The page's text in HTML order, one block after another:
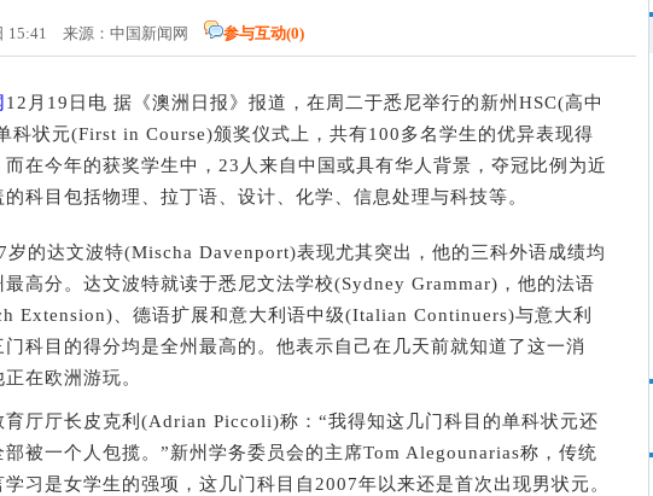
15:41 来源： 中国新闻网 参与互动(0)
12月19日电 据《澳洲日报》报道，在周二于悉尼举行的新州HSC(高中
科状元(First in Course)颁奖仪式上，共有100多名学生的优异表现得
而在今年的获奖学生中，23人来自中国或具有华人背景，夺冠比例为近
科目包括物理、拉丁语、设计、化学、信息处理与科技等。
达文波特(Mischa Davenport)表现尤其突出，他的三科外语成绩均
最高分。达文波特就读于悉尼文法学校(Sydney Grammar)，他的法语
Extension)、德语扩展和意大利语中级(Italian Continuers)与意大利
门科目的得分均是全州最高的。他表示自己在几天前就知道了这一消
在欧洲游玩。
厅长皮克利(Adrian Piccoli)称：“我得知这几门科目的单科状元还
部被一个人包揽。”新州学务委员会的主席Tom Alegounarias称，传统
习是女学生的强项，这几门科目自2007年以来还是首次出现男状元。